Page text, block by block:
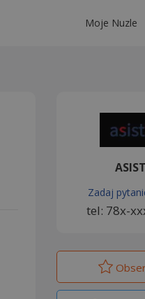
Moje Nuzle
Zadaj
tel: 78x-